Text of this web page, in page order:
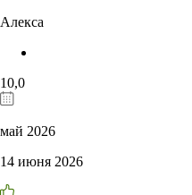
Алекса
10,0
май 2026
14 июня 2026